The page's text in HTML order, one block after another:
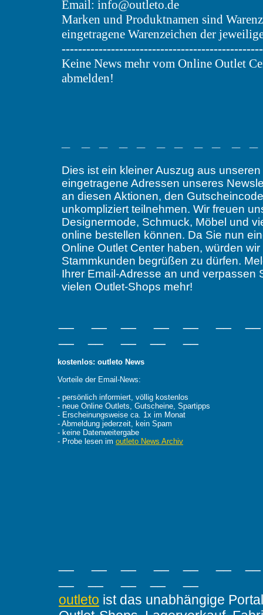
Email: info@outleto.de
Marken und Produktnamen sind
eingetragene Warenzeichen der
Keine News mehr vom Online Outlet
abmelden!
Dies ist ein kleiner Auszug aus
eingetragene Adressen unseres
an diesen Aktionen, den
unkompliziert teilnehmen. Wir freuen
Designermode, Schmuck, Möbel und
online bestellen können. Da Sie nun
Online Outlet Center haben, würden
Stammkunden begrüßen zu dürfen.
Ihrer Email-Adresse an und verpassen
vielen Outlet-Shops mehr!
kostenlos: outleto News
Vorteile der Email-News:
- persönlich informiert, völlig kostenlos
- neue Online Outlets, Gutscheine, Spartipps
- Erscheinungsweise ca. 1x im Monat
- Abmeldung jederzeit, kein Spam
- keine Datenweitergabe
- Probe lesen im outleto News Archiv
outleto ist das unabhängige